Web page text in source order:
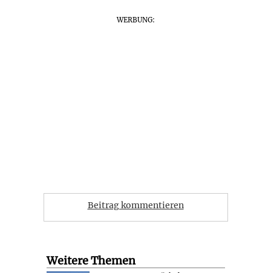
WERBUNG:
Beitrag kommentieren
Weitere Themen